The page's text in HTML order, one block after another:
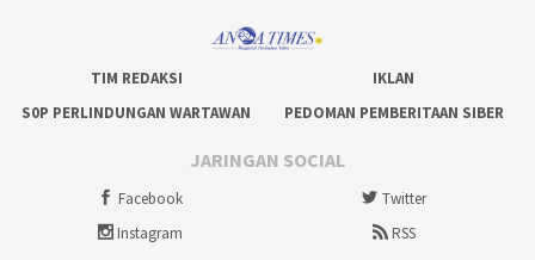
TIM REDAKSI
IKLAN
S0P PERLINDUNGAN WARTAWAN
PEDOMAN PEMBERITAAN SIBER
JARINGAN SOCIAL
Facebook
Twitter
Instagram
RSS